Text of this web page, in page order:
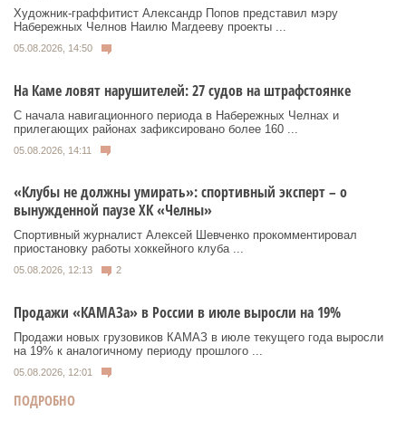
Художник‑граффитист Александр Попов представил мэру
Набережных Челнов Наилю Магдееву проекты ...
05.08.2026, 14:50
На Каме ловят нарушителей: 27 судов на штрафстоянке
С начала навигационного периода в Набережных Челнах и
прилегающих районах зафиксировано более 160 ...
05.08.2026, 14:11
«Клубы не должны умирать»: спортивный эксперт – о
вынужденной паузе ХК «Челны»
Спортивный журналист Алексей Шевченко прокомментировал
приостановку работы хоккейного клуба ...
05.08.2026, 12:13 2
Продажи «КАМАЗа» в России в июле выросли на 19%
Продажи новых грузовиков КАМАЗ в июле текущего года выросли
на 19% к аналогичному периоду прошлого ...
05.08.2026, 12:01
ПОДРОБНО